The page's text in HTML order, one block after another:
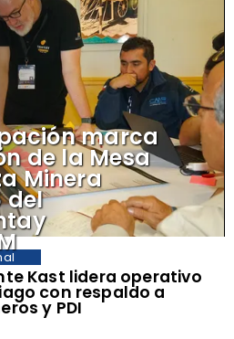
Kast lidera operativo
con respaldo a
y PDI
marca
de la Mesa
Minera
del